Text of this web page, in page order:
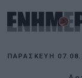
ΠΑΡΑΣΚΕΥΉ